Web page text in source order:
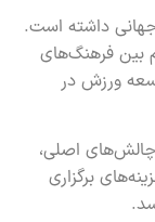
داشته است.
بین فرهنگ‌های
ورزش در
چالش‌های اصلی،
برگزاری